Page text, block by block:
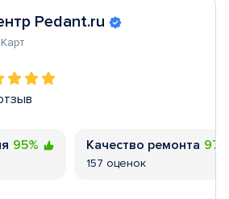
Pedant.ru
95% Качество ремонта
157 оценок